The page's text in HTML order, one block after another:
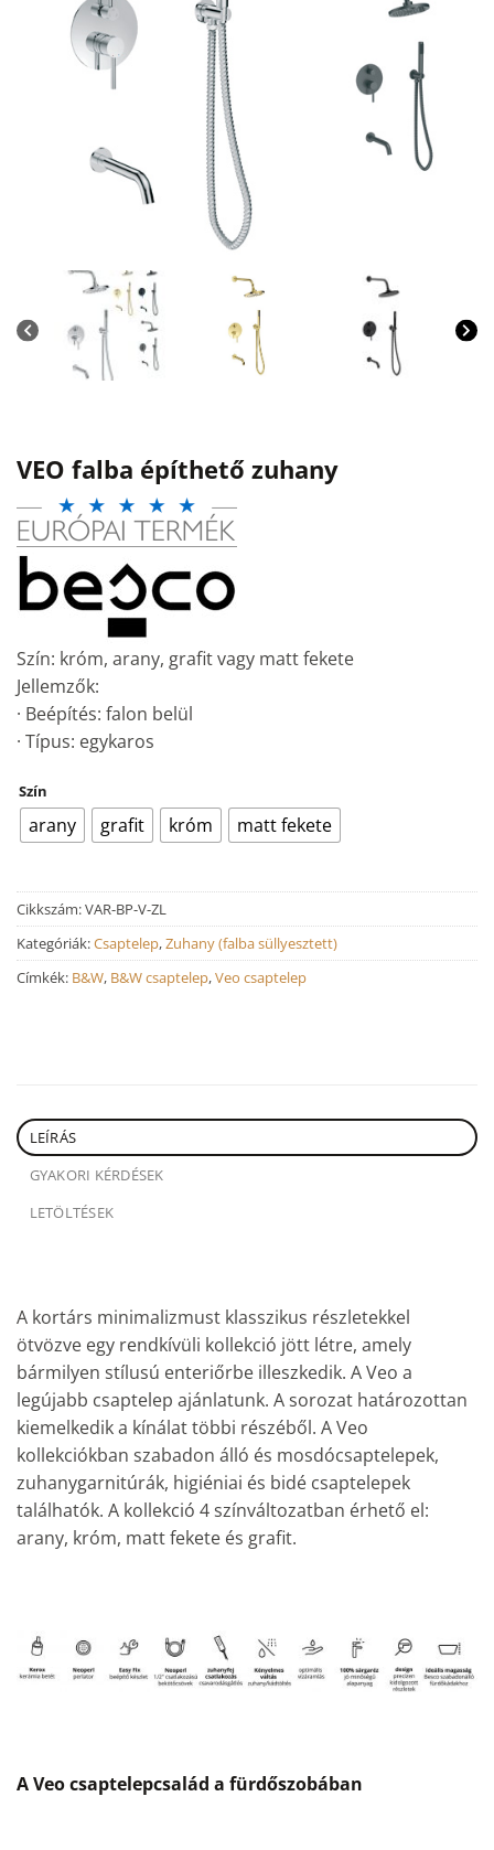
VEO falba építhető zuhany
Szín: króm, arany, grafit vagy matt fekete
Jellemzők:
· Beépítés: falon belül
· Típus: egykaros
Szín
arany grafit króm matt fekete
Cikkszám:VAR-BP-V-ZL
Kategóriák:Csaptelep,Zuhany (falba süllyesztett)
Címkék: B&W, B&W csaptelep,Veo csaptelep
LEÍRÁS
GYAKORI KÉRDÉSEK
LETÖLTÉSEK
A kortárs minimalizmust klasszikus részletekkel
ötvözve egy rendkívüli kollekció jött létre, amely
bármilyen stílusú enteriőrbe illeszkedik. A Veo a
legújabb csaptelep ajánlatunk. A sorozat határozottan
kiemelkedik a kínálat többi részéből. A Veo
kollekciókban szabadon álló és mosdócsaptelepek,
zuhanygarnitúrák, higiéniai és bidé csaptelepek
találhatók. A kollekció 4 színváltozatban érhető el:
arany, króm, matt fekete és grafit.
A Veo csaptelepcsalád a fürdőszobában